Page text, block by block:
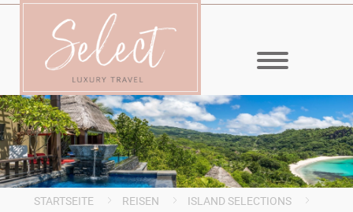
MENÜ
STARTSEITE REISEN
ISLAND SELECTIONS